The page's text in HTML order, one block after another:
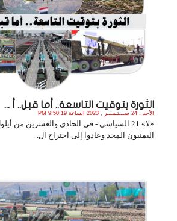
الثورة بتوقيت التاسعة.. أما قبل.. أ ...
الأحد , 24 سـبـتـمـبـر , 2023 الساعة 9:50:19 PM
اليمنيون المجد وعادوا إلى اجتراح ال. .